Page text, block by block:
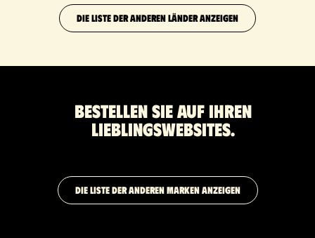
DIE LISTE DER ANDEREN LÄNDER ANZEIGEN
Bestellen Sie auf Ihren
Lieblingswebsites.
DIE LISTE DER ANDEREN MARKEN ANZEIGEN